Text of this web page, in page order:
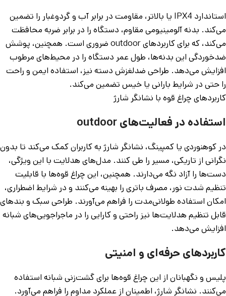
استاندارد IPX4 یا بالاتر، مقاومت در برابر آب و گردوغبار را تضمین
می‌کند. بدنه آلومینیومی مقاوم، دستگاه را در برابر ضربه محافظت
می‌کند، که برای کاربردهای outdoor ضروری است. همچنین، پوشش
ضدخوردگی این بدنه‌ها، طول عمر دستگاه را در محیط‌های مرطوب
افزایش می‌دهد. طراحی ضدلغزش دسته نیز، استفاده ایمن و راحت
را حتی در شرایط بارانی یا خیس تضمین می‌کند.
کاربردهای چراغ قوه با نشانگر شارژ
استفاده در فعالیت‌های outdoor
در کوهنوردی یا کمپینگ، نشانگر شارژ به کاربران کمک می‌کند تا بدون
نگرانی از تاریکی، مسیر را طی کنند. مدل‌های هدلایت با این ویژگی،
دست‌ها را آزاد نگه می‌دارند. همچنین، این چراغ قوه‌ها با قابلیت
تنظیم شدت نور، مصرف باتری را بهینه می‌کنند و در شرایط اضطراری،
امکان استفاده طولانی‌مدت را فراهم می‌آورند. طراحی سبک و بندهای
قابل تنظیم هدلایت‌ها نیز راحتی و کارایی را در ماجراجویی‌های شبانه
افزایش می‌دهد.
کاربردهای حرفه‌ای و امنیتی
پلیس و نگهبانان از این چراغ قوه‌ها برای گشت‌زنی شبانه استفاده
می‌کنند. نشانگر شارژ، اطمینان از عملکرد مداوم را فراهم می‌آورد.